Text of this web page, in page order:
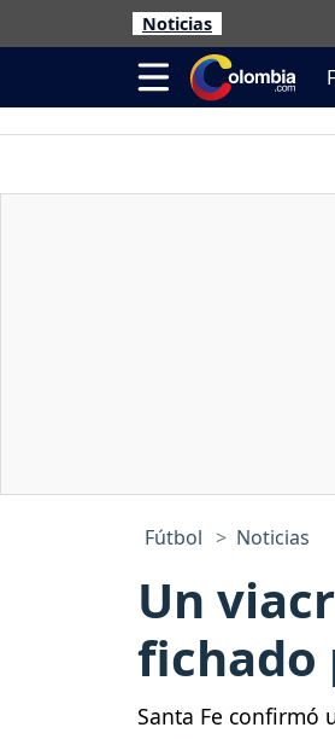
Noticias
Fútbol Noticias
Un
fichado
Santa Fe confirmó